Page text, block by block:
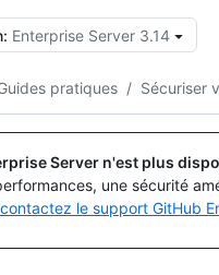
Enterprise Server 3.14
pratiques / Sécuriser
Server n'est plus
une sécurité
contactez le support GitHub